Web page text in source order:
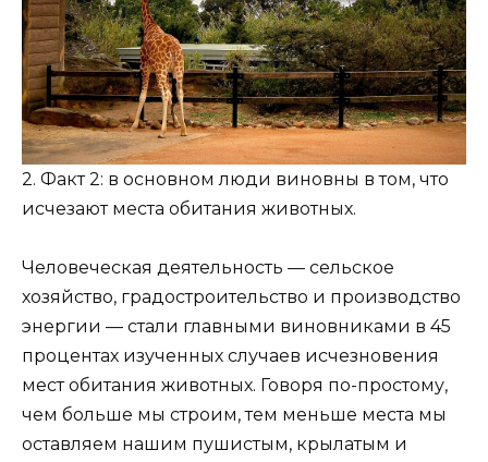
2. Факт 2: в основном люди виновны в том, что
исчезают места обитания животных.
Человеческая деятельность — сельское
хозяйство, градостроительство и производство
энергии — стали главными виновниками в 45
процентах изученных случаев исчезновения
мест обитания животных. Говоря по-простому,
чем больше мы строим, тем меньше места мы
оставляем нашим пушистым, крылатым и